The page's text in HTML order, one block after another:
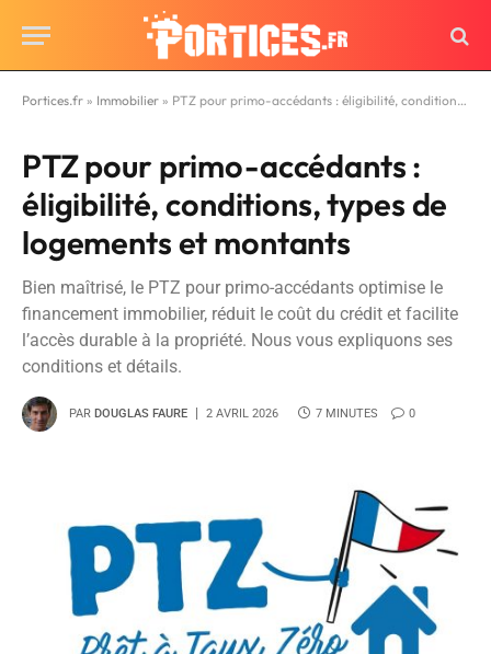
Portices.fr » Immobilier » PTZ pour primo-accédants : éligibilité, conditions, types de logements et montants
PTZ pour primo-accédants :
éligibilité, conditions, types de
logements et montants
Bien maîtrisé, le PTZ pour primo-accédants optimise le
financement immobilier, réduit le coût du crédit et facilite
l’accès durable à la propriété. Nous vous expliquons ses
conditions et détails.
PAR DOUGLAS FAURE 2 AVRIL 2026 7 MINUTES 0